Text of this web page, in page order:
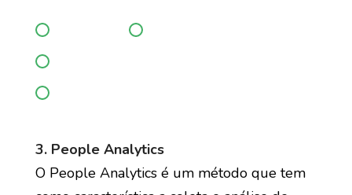
3. People Analytics
O People Analytics é um método que tem